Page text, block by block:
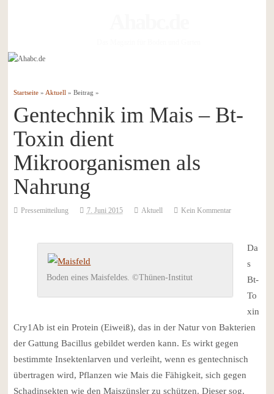
Startseite» Aktuell» Beitrag »
Gentechnik im Mais – Bt-
Toxin dient
Mikroorganismen als
Nahrung
Pressemitteilung 7. Juni 2015 Aktuell Kein Kommentar
Boden eines Maisfeldes. ©Thünen-Institut
Da
s
Bt-
To
xin
Cry1Ab ist ein Protein (Eiweiß), das in der Natur von Bakterien
der Gattung Bacillus gebildet werden kann. Es wirkt gegen
bestimmte Insektenlarven und verleiht, wenn es gentechnisch
übertragen wird, Pflanzen wie Mais die Fähigkeit, sich gegen
Schadinsekten wie den Maiszünsler zu schützen. Dieser sog.